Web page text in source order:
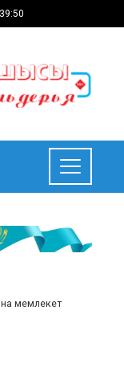
мемлекет